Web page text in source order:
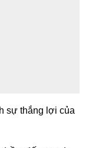
sự thắng lợi của